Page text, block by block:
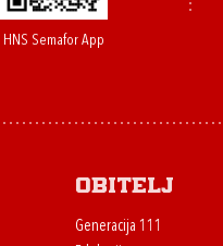
HNS Semafor App
Obitelj
Generacija 111